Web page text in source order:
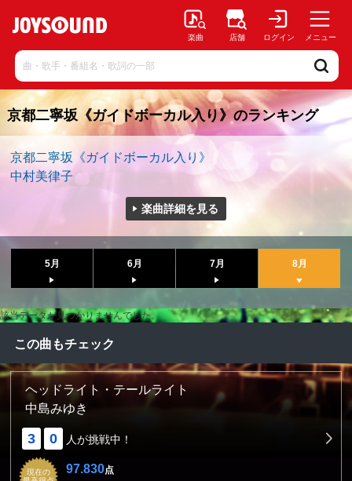
楽曲 店舗 ログイン メニュー
京都二寧坂《ガイドボーカル入り》のランキング
京都二寧坂《ガイドボーカル入り》
中村美律子
楽曲詳細を見る
5月 6月 7月 8月
該当データが見つかりませんでした。
この曲もチェック
ヘッドライト・テールライト
中島みゆき
3 0 人が挑戦中！
現在の
97.830点